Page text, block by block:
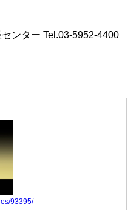
ンター Tel.03-5952-4400
93395/